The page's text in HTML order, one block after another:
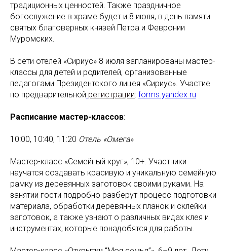
традиционных ценностей. Также праздничное
богослужение в храме будет и 8 июля, в день памяти
святых благоверных князей Петра и Февронии
Муромских.
В сети отелей «Сириус» 8 июля запланированы мастер-
классы для детей и родителей, организованные
педагогами Президентского лицея «Сириус». Участие
по предварительной регистрации: forms.yandex.ru
Расписание мастер-классов:
10:00, 10:40, 11:20 Отель «Омега»
Мастер-класс «Семейный круг», 10+. Участники
научатся создавать красивую и уникальную семейную
рамку из деревянных заготовок своими руками. На
занятии гости подробно разберут процесс подготовки
материала, обработки деревянных планок и склейки
заготовок, а также узнают о различных видах клея и
инструментах, которые понадобятся для работы.